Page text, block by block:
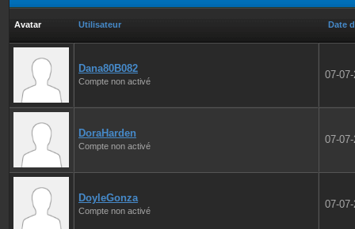
Avatar Utilisateur Date
Dana80B082
Compte non activé
07-
DoraHarden
Compte non activé
07-
DoyleGonza
Compte non activé
07-